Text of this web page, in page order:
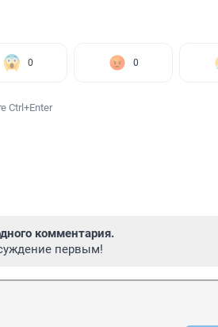
0 0
Ctrl+Enter
комментария.
первым!